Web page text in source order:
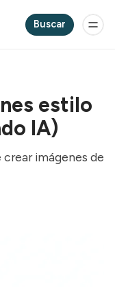
Buscar
estilo
IA)
imágenes de